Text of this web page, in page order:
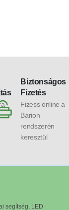
Biztonságos
Fizetés
Fizess online a
Barion
rendszerén
keresztül
segítség, LED